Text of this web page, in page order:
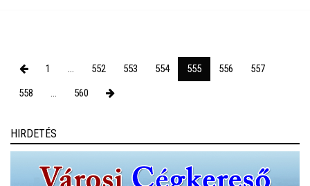
1 ... 552 553 554 555 556
557
558
... 560
HIRDETÉS